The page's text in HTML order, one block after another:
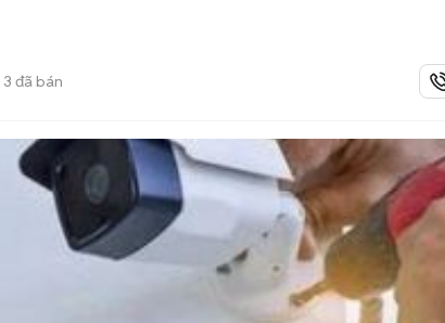
3 đã bán